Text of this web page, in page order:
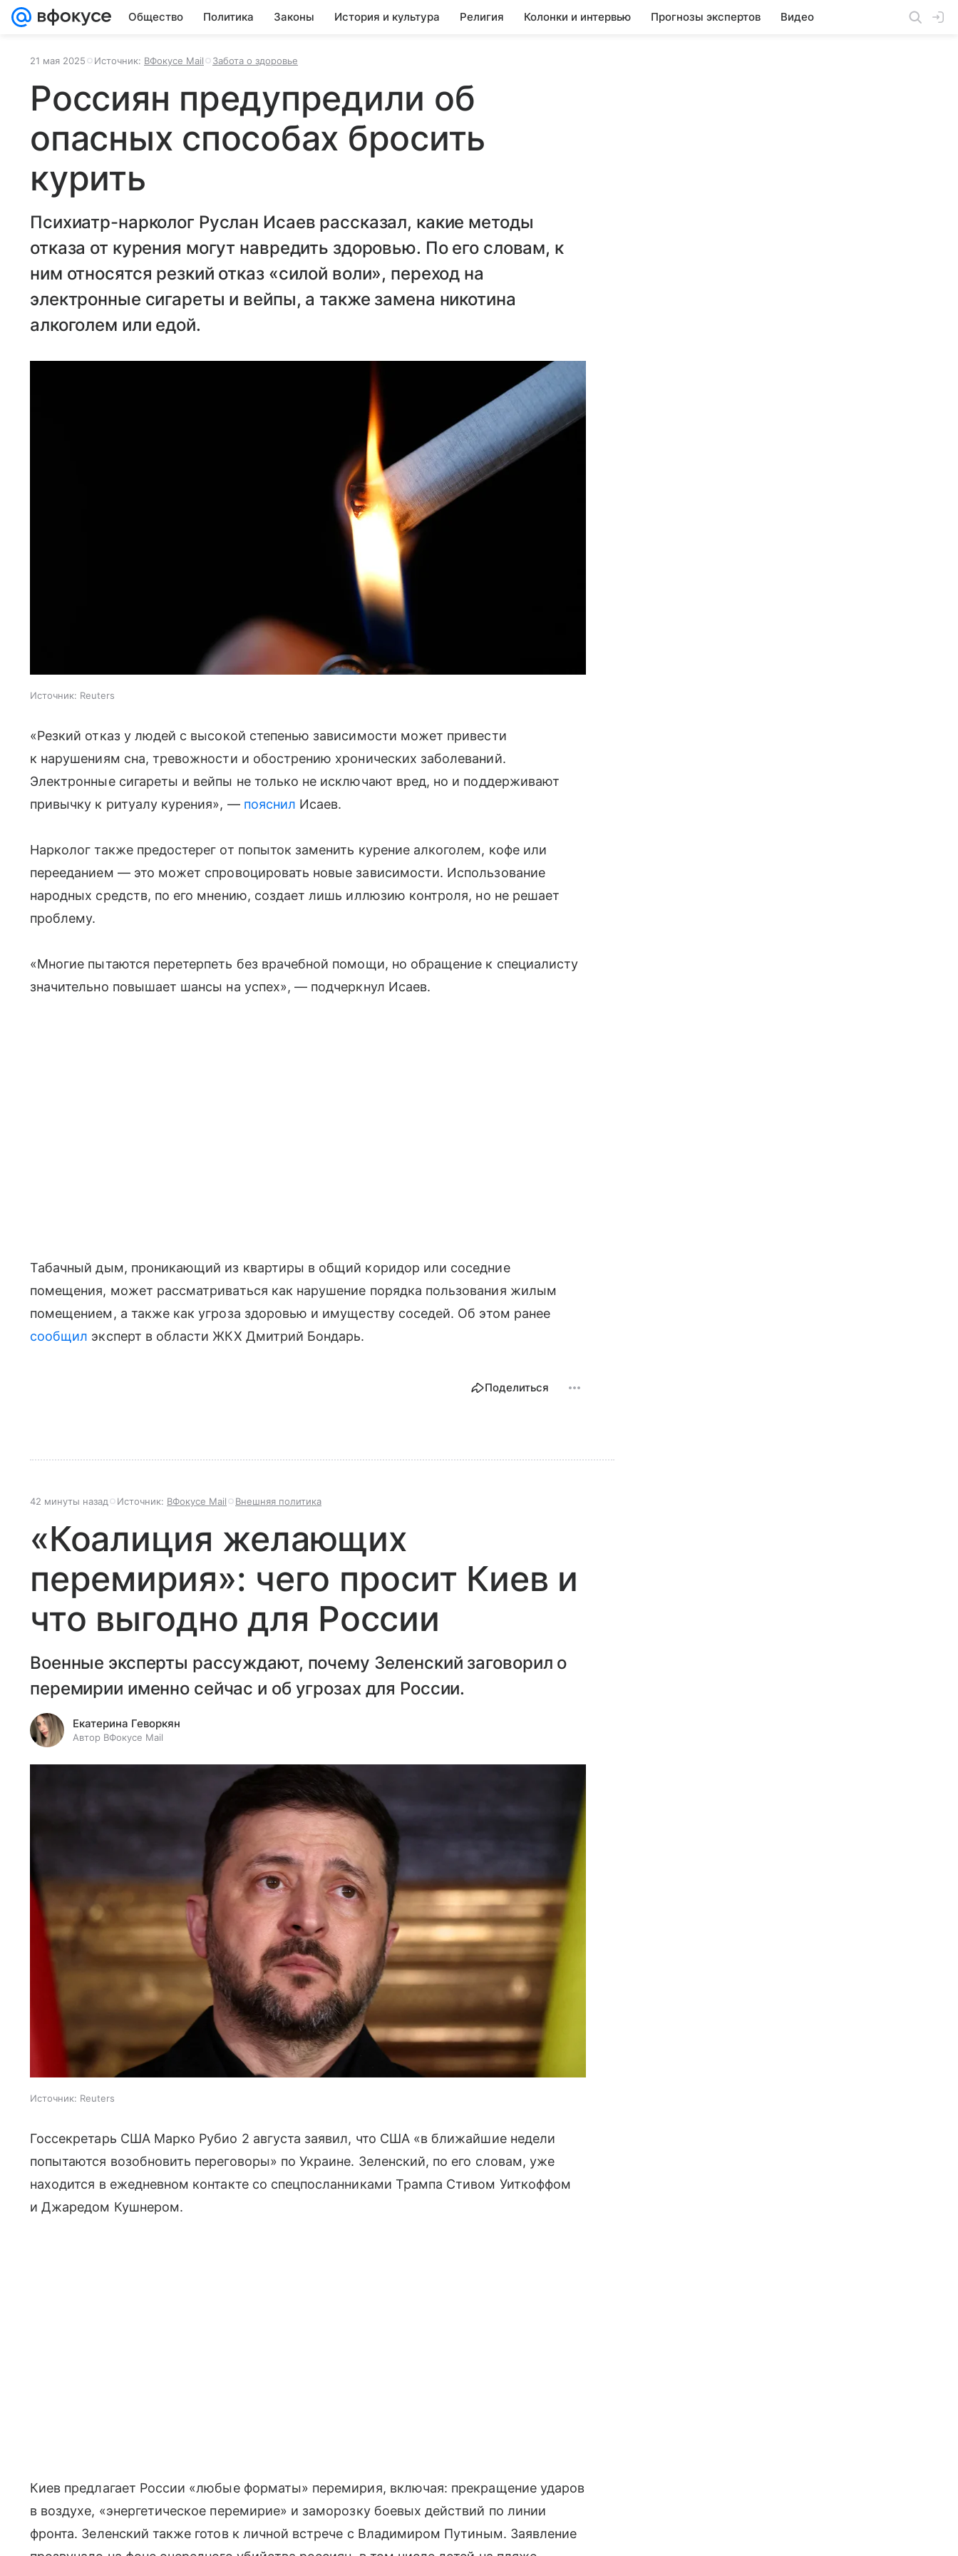
Общество Политика Законы История и культура Религия Колонки и интервью Прогнозы экспертов Видео
21 мая 2025 Источник: ВФокусе Mail Забота о здоровье
Россиян предупредили об
опасных способах бросить
курить
Психиатр-нарколог Руслан Исаев рассказал, какие методы
отказа от курения могут навредить здоровью. По его словам, к
ним относятся резкий отказ «силой воли», переход на
электронные сигареты и вейпы, а также замена никотина
алкоголем или едой.
Источник: Reuters
«Резкий отказ у людей с высокой степенью зависимости может привести
к нарушениям сна, тревожности и обострению хронических заболеваний.
Электронные сигареты и вейпы не только не исключают вред, но и поддерживают
привычку к ритуалу курения», — пояснил Исаев.
Нарколог также предостерег от попыток заменить курение алкоголем, кофе или
перееданием — это может спровоцировать новые зависимости. Использование
народных средств, по его мнению, создает лишь иллюзию контроля, но не решает
проблему.
«Многие пытаются перетерпеть без врачебной помощи, но обращение к специалисту
значительно повышает шансы на успех», — подчеркнул Исаев.
Табачный дым, проникающий из квартиры в общий коридор или соседние
помещения, может рассматриваться как нарушение порядка пользования жилым
помещением, а также как угроза здоровью и имуществу соседей. Об этом ранее
сообщил эксперт в области ЖКХ Дмитрий Бондарь.
Поделиться
42 минуты назад Источник: ВФокусе Mail Внешняя политика
«Коалиция желающих
перемирия»: чего просит Киев и
что выгодно для России
Военные эксперты рассуждают, почему Зеленский заговорил о
перемирии именно сейчас и об угрозах для России.
Екатерина Геворкян
Автор ВФокусе Mail
Источник: Reuters
Госсекретарь США Марко Рубио 2 августа заявил, что США «в ближайшие недели
попытаются возобновить переговоры» по Украине. Зеленский, по его словам, уже
находится в ежедневном контакте со спецпосланниками Трампа Стивом Уиткоффом
и Джаредом Кушнером.
Киев предлагает России «любые форматы» перемирия, включая: прекращение ударов
в воздухе, «энергетическое перемирие» и заморозку боевых действий по линии
фронта. Зеленский также готов к личной встрече с Владимиром Путиным. Заявление